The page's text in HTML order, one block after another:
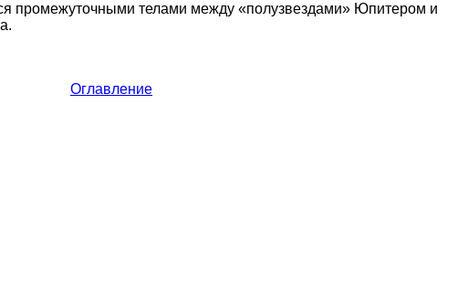
промежуточными телами между «полузвездами» Юпитером и
Оглавление